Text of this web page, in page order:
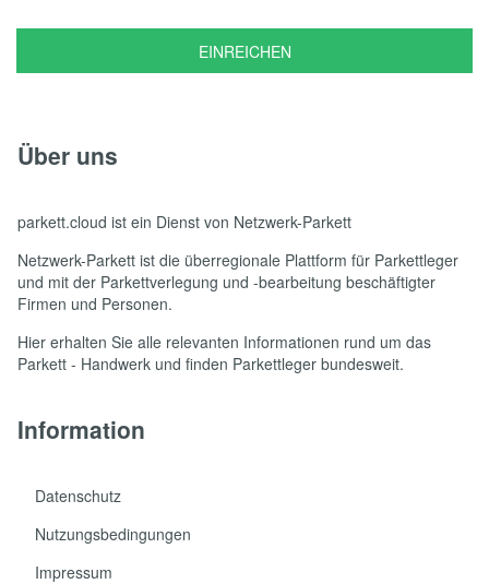
EINREICHEN
Über uns
parkett.cloud ist ein Dienst von Netzwerk-Parkett
Netzwerk-Parkett ist die überregionale Plattform für Parkettleger
und mit der Parkettverlegung und -bearbeitung beschäftigter
Firmen und Personen.
Hier erhalten Sie alle relevanten Informationen rund um das
Parkett - Handwerk und finden Parkettleger bundesweit.
Information
Datenschutz
Nutzungsbedingungen
Impressum